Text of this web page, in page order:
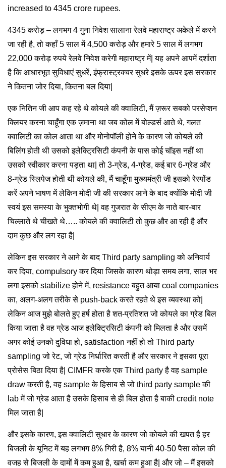
increased to 4345 crore rupees.
4345 करोड़ – लगभग 4 गुना निवेश सालाना रेलवे महाराष्ट्र अकेले में करने
जा रही है, तो कहाँ 5 साल में 4,500 करोड़ और हमारे 5 साल में लगभग
22,000 करोड़ रुपये रेलवे निवेश करेगी महाराष्ट्र में| यह अपने आपमें दर्शाता
है कि आधारभूत सुविधाएं सुधरें, इंफ्रास्ट्रक्चर सुधरे इसके ऊपर इस सरकार
ने कितना जोर दिया, कितना बल दिया|
एक नितिन जी आप कह रहे थे कोयले की क्वालिटी, मैं ज़रूर सबको परसेप्शन
क्लियर करना चाहूँगा एक ज़माना था जब कोल में बोल्डर्स आते थे, गलत
क्वालिटी का कोल आता था और मोनोपॉली होने के कारण जो कोयले की
बिलिंग होती थी उसको इलेक्ट्रिसिटी कंपनी के पास कोई चॉइस नहीं था
उसको स्वीकार करना पड़ता था| तो 3-ग्रेड, 4-ग्रेड, कई बार 6-ग्रेड और
8-ग्रेड स्लिपेज होती थी कोयले की, मैं चाहूँगा मुख्यमंत्री जी इसको रेस्पोंड
करें अपने भाषण में लेकिन मोदी जी की सरकार आने के बाद क्योंकि मोदी जी
स्वयं इस समस्या के भुक्तभोगी थे| वह गुजरात के सीएम के नाते बार-बार
चिल्लाते थे चीखते थे….. कोयले की क्वालिटी तो कुछ और आ रही है और
दाम कुछ और लग रहा है|
लेकिन इस सरकार ने आने के बाद Third party sampling को अनिवार्य
कर दिया, compulsory कर दिया जिसके कारण थोड़ा समय लगा, साल भर
लगा इसको stabilize होने में, resistance बहुत आया coal companies
का, अलग-अलग तरीके से push-back करते रहते थे इस व्यवस्था को|
लेकिन आज मुझे बोलते हुए हर्ष होता है शत-प्रतिशत जो कोयले का ग्रेड बिल
किया जाता है वह ग्रेड आज इलेक्ट्रिसिटी कंपनी को मिलता है और उसमें
अगर कोई उनको दुविधा हो, satisfaction नहीं हो तो Third party
sampling जो रेट, जो ग्रेड निर्धारित करती है और सरकार ने इसका पूरा
प्रोसेस बिठा दिया है| CIMFR करके एक Third party है वह sample
draw करती है, वह sample के हिसाब से जो third party sample की
lab में जो ग्रेड आता है उसके हिसाब से ही बिल होता है बाकी credit note
मिल जाता है|
और इसके कारण, इस क्वालिटी सुधार के कारण जो कोयले की खपत है हर
बिजली के यूनिट में यह लगभग 8% गिरी है, 8% यानी 40-50 पैसा कोल की
वजह से बिजली के दामों में कम हुआ है, खर्चा कम हुआ है| और जो – मैं इसको